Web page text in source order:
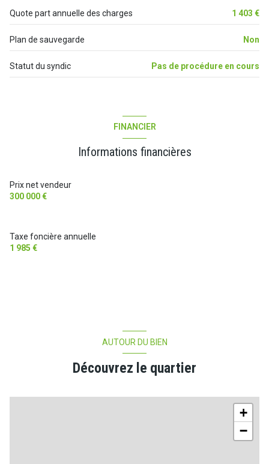
1er étage
2 étage(s)
cave
Quote part annuelle des charges 1 403 €
Plan de sauvegarde Non
Statut du syndic Pas de procédure en cours
FINANCIER
Informations financières
Prix net vendeur
300 000 €
Taxe foncière annuelle
1 985 €
AUTOUR DU BIEN
Découvrez le quartier
+
−